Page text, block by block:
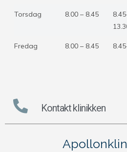
Torsdag 8.00 – 8.45
Fredag 8.00 – 8.45
Kontakt klinikken